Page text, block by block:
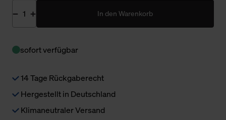
In den Warenkorb
sofort verfügbar
14 Tage Rückgaberecht
Hergestellt in Deutschland
Klimaneutraler Versand